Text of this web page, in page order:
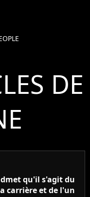
DE
qu'il s'agit du
carrière et de l'un